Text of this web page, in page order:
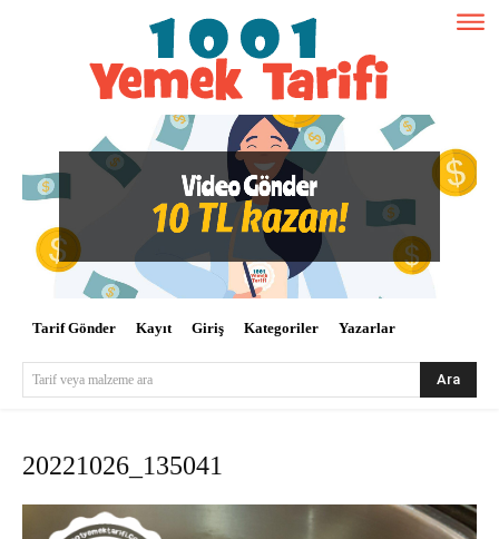
Tarif Gönder Kayıt Giriş Kategoriler Yazarlar
Tarif veya malzeme ara Ara
20221026_135041